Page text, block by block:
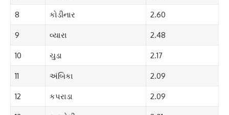
8 કોડીનાર 2.60
9 વ્યારા 2.48
10 ચુડા 2.17
11 અંબિકા 2.09
12 કપરાડા 2.09